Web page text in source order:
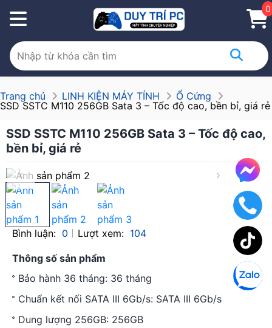
0
Trang chủ LINH KIỆN MÁY TÍNH
Ổ Cứng
SSD SSTC M110 256GB Sata 3 – Tốc độ cao, bền bỉ, giá rẻ
SSD SSTC M110 256GB Sata 3 – Tốc độ cao,
bền bỉ, giá rẻ
Bình luận: 0 Lượt xem: 104
Thông số sản phẩm
Bảo hành 36 tháng: 36 tháng
Chuẩn kết nối SATA III 6Gb/s: SATA III 6Gb/s
Dung lượng 256GB: 256GB